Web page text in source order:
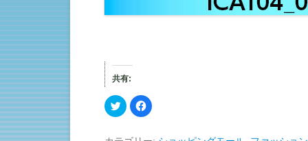
共有:
ク
リ
し
F
a